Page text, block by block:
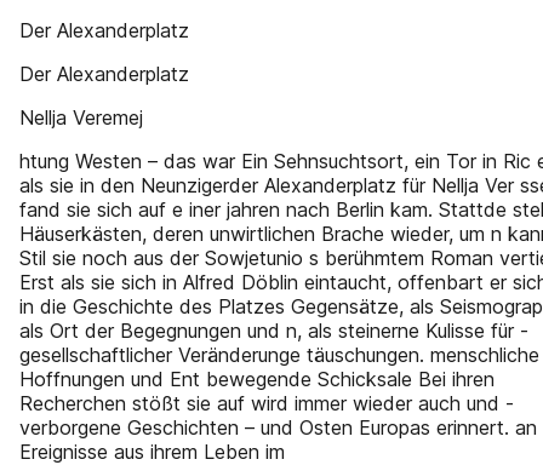
Der Alexanderplatz
Der Alexanderplatz
Nellja Veremej
htung Westen – das war Ein Sehnsuchtsort, ein Tor in Ric
als sie in den Neunzigerder Alexanderplatz für Nellja Ver
fand sie sich auf e­ iner jahren nach Berlin kam. Stattde
Häuserkästen, deren ­unwirtlichen Brache wieder, um n
Stil sie noch aus der Sowjetunio s berühmtem Roman
Erst als sie sich in Alfred Döblin eintaucht, offenbart er
in die Geschichte des Platzes Gegensätze, als
als Ort der Begegnungen und n, als steinerne Kulisse für ­
gesellschaftlicher Veränderunge täuschungen. menschliche
Hoffnungen und Ent bewegende Schicksale Bei ihren
Recherchen stößt sie auf wird immer wieder auch und ­
verborgene Geschichten – und Osten Europas erinnert. an
Ereignisse aus ihrem Leben im